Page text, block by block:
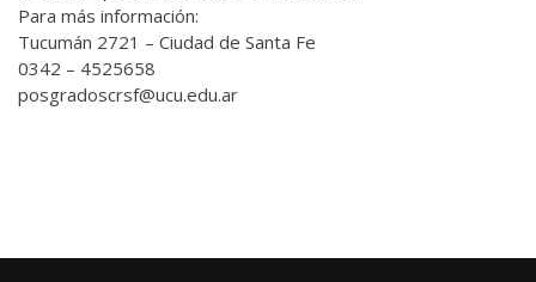
Para más información:
Tucumán 2721 – Ciudad de Santa Fe
0342 – 4525658
posgradoscrsf@ucu.edu.ar